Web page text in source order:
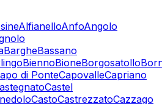
AlfianelloAnfoAngolo
BargheBassano
BiennoBioneBorgosatollo
di PonteCapovalleCapriano
Castel
CastoCastrezzatoCazzago